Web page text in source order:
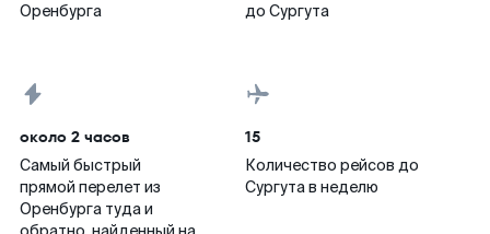
Оренбурга
до Сургута
около 2 часов
Самый быстрый
прямой перелет из
Оренбурга туда и
15
Количество рейсов до
Сургута в неделю